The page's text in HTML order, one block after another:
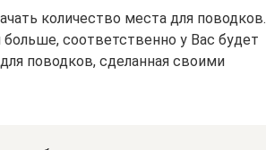
количество места для поводков.
соответственно у Вас будет
поводков, сделанная своими